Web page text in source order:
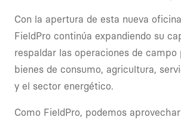
Con la apertura de esta nueva
FieldPro continúa expandiendo su
respaldar las operaciones de campo
bienes de consumo, agricultura,
y el sector energético.
Como FieldPro, podemos